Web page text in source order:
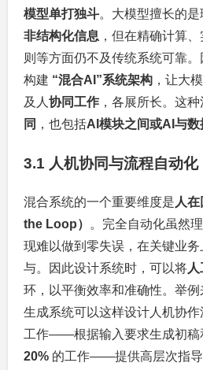
模型单打独斗。大模型擅长的
非结构化信息 ，但在精确计算
则等方面仍不及传统系统可靠
构建 “混合AI”系统架构 ，让大
及人 协同工作 ，各展所长。这
同 ，也包括AI模块之间或AI与数
3.1 人机协同与流程自动化
混合系统的一个重要维度是 人
the Loop）
。完全自动化虽然
现难以做到零失误，在关键业
与。因此设计系统时，可以将
环，以平衡效率和准确性。举
生成系统可以这样设计人机协
工作——根据输入要求生成初稿
20% 的工作——提供高层次指导